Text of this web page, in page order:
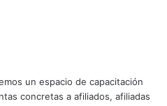
un espacio de capacitación
concretas a afiliados, afiliadas